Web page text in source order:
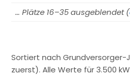
… Plätze 16–35 ausgeblendet (
Sortiert nach
zuerst). Alle Werte für 3.500